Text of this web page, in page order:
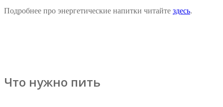
Подробнее про энергетические напитки читайте здесь.
Что нужно пить